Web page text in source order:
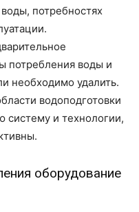
потребностях
потребления воды и
необходимо удалить.
водоподготовки
систему и технологии,
оборудование